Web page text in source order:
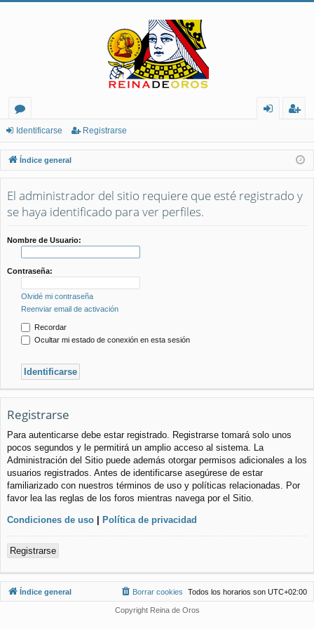
or
os
nt
ifi
ca
ist
ra
rs
Identificarse Registrarse
Índice general
El administrador del sitio requiere que esté registrado y
se haya identificado para ver perfiles.
Nombre de Usuario:
Contraseña:
Olvidé mi contraseña
Reenviar email de activación
Recordar
Ocultar mi estado de conexión en esta sesión
Registrarse
Para autenticarse debe estar registrado. Registrarse tomará solo unos
pocos segundos y le permitirá un amplio acceso al sistema. La
Administración del Sitio puede además otorgar permisos adicionales a los
usuarios registrados. Antes de identificarse asegúrese de estar
familiarizado con nuestros términos de uso y políticas relacionadas. Por
favor lea las reglas de los foros mientras navega por el Sitio.
Condiciones de uso | Política de privacidad
Registrarse
Índice general Todos los horarios son UTC+02:00
Borrar cookies
Copyright Reina de Oros